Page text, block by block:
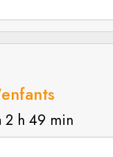
2 h 49 min